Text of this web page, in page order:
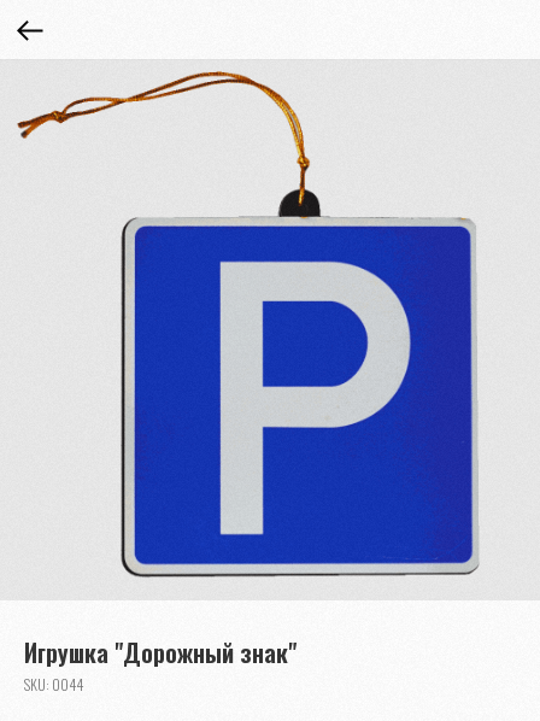
Игрушка "Дорожный знак"
SKU: 0044